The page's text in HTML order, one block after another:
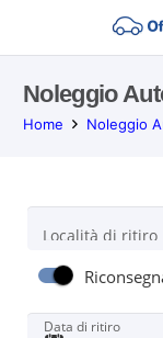
Noleggio
Home Noleggio
Località di ritiro
Data di ritiro